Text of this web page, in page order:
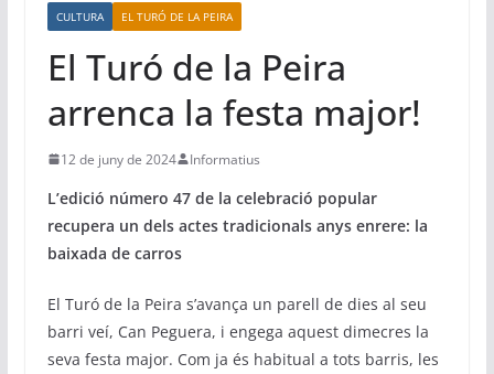
CULTURA EL TURÓ DE LA PEIRA
El Turó de la Peira
arrenca la festa major!
12 de juny de 2024 Informatius
L’edició número 47 de la celebració popular
recupera un dels actes tradicionals anys enrere: la
baixada de carros
El Turó de la Peira s’avança un parell de dies al seu
barri veí, Can Peguera, i engega aquest dimecres la
seva festa major. Com ja és habitual a tots barris, les